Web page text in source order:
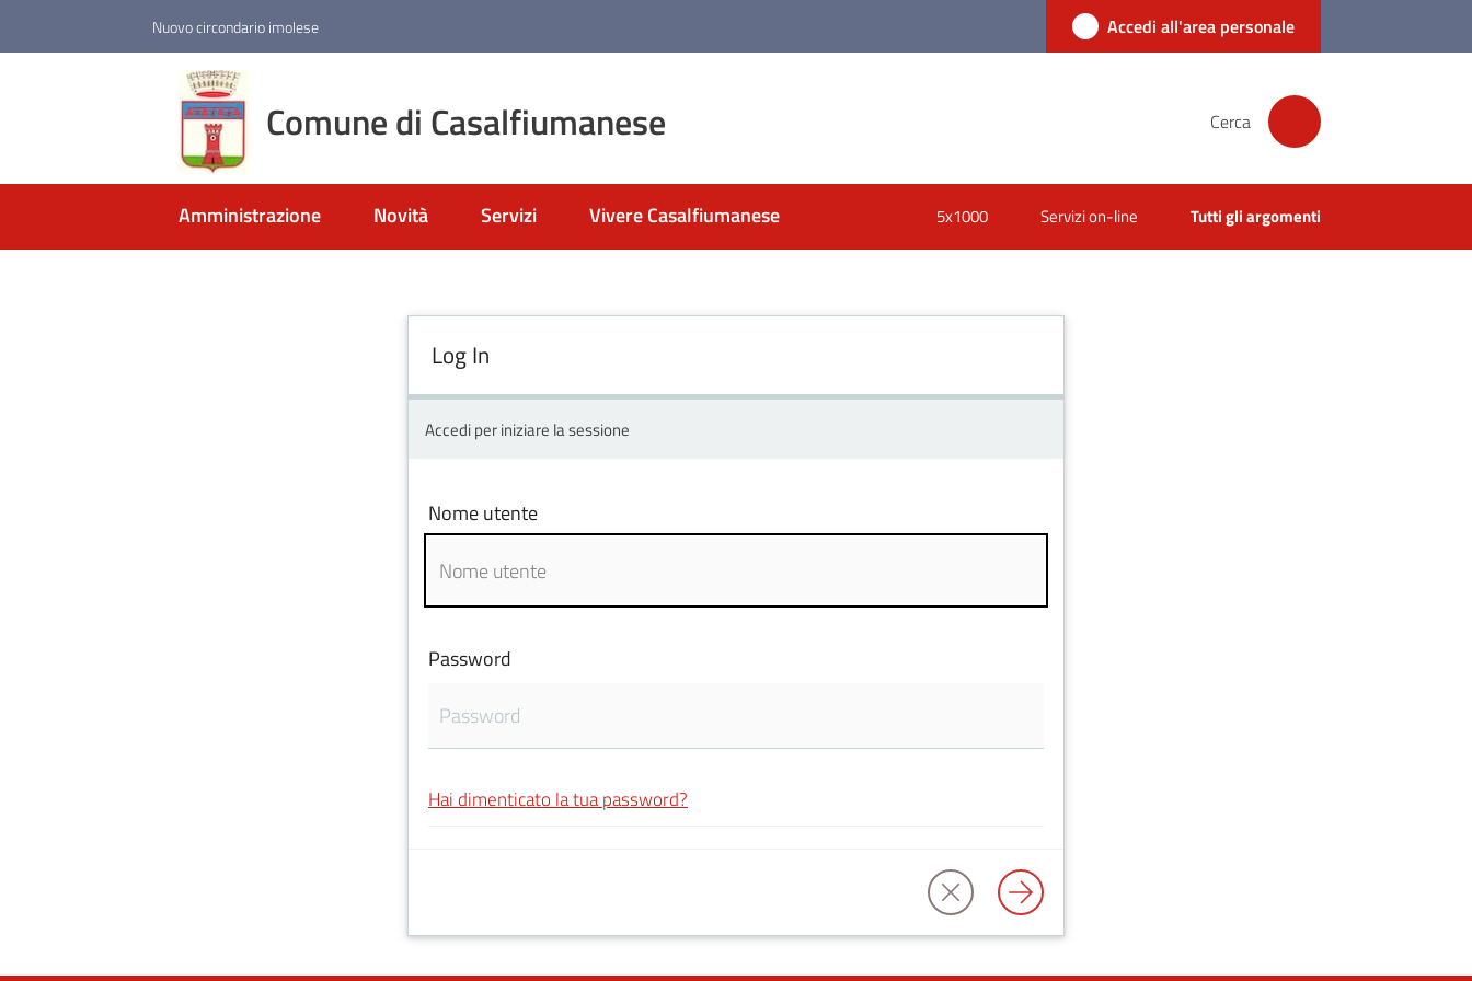
Nuovo circondario imolese Accedi all'area personale
Comune di Casalfiumanese Cerca
Amministrazione Novità Servizi Vivere Casalfiumanese 5x1000 Servizi on-line Tutti gli argomenti
Log In
Accedi per iniziare la sessione
Nome utente
Password
Hai dimenticato la tua password?